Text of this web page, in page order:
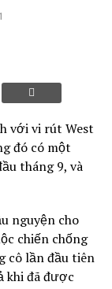
với vi rút West
đó có một
tháng 9, và
nguyện cho
chiến chống
cô lần đầu tiên
khi đã được